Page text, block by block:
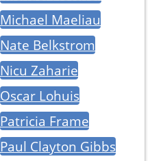
Michael Maeliau
Nate Belkstrom
Nicu Zaharie
Oscar Lohuis
Patricia Frame
Paul Clayton Gibbs